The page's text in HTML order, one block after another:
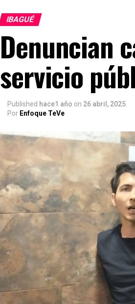
IBAGUÉ
Denuncian
servicio
Published hace1 año on 26 abril, 2025
Por Enfoque TeVe